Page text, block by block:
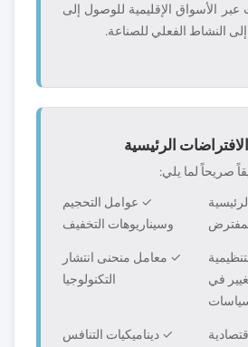
عبر الأسواق الإقليمية للوصول إلى
النشاط الفعلي للصناعة.
صريحاً لما يلي:
✓ عوامل التحجيم
وسيناريوهات التخفيف
في
✓ معامل منحنى انتشار
التكنولوجيا
✓ ديناميكيات التنافس